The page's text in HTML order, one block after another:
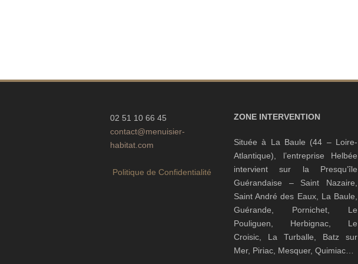
02 51 10 66 45
contact@menuisier-
habitat.com
Politique de Confidentialité
ZONE INTERVENTION
Située à La Baule (44 – Loire-
Atlantique), l’entreprise Helbée
intervient sur la Presqu’île
Guérandaise – Saint Nazaire,
Saint André des Eaux, La Baule,
Guérande, Pornichet, Le
Pouliguen, Herbignac, Le
Croisic, La Turballe, Batz sur
Mer, Piriac, Mesquer, Quimiac…